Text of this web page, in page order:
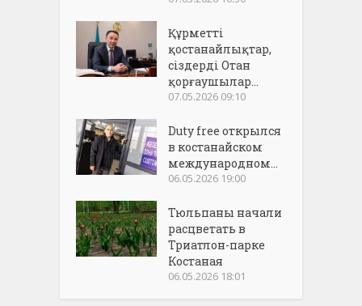
Құрметті
қостанайлықтар,
сіздерді Отан
қорғаушылар...
07.05.2026 09:10
Duty free открылся
в костанайском
международном...
06.05.2026 19:00
Тюльпаны начали
расцветать в
Триатлон-парке
Костаная
06.05.2026 18:01